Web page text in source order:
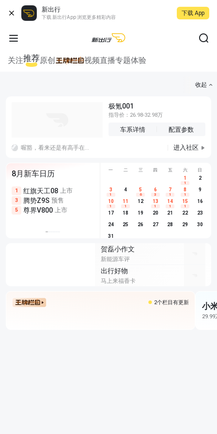
新出行
下载 新出行App 浏览更多精彩内容
下载 App
关注推荐原创 视频直播专题体验
收起
极氪001
指导价：26.98-32.98万
车系详情 配置参数
喔豁，看来还是有高手在民间的，这个隐藏可以给到满分，不过听说线还是要走到手扶箱插usb，太难了太难了 进入社区
8月新车日历
1 红旗天工08 上市
3 腾势Z9S 预售
5 尊界V800 上市
尊界V680 上市
享界G9 预售
别克至境L7 预售
埃安
长城H10
深蓝S05
一 二 三 四 五 六 日
1
1
2
3
1
4 5
6
6
3
7
1
8
1
9
10
1
11
1
12 13
1
14
1
15
1
16
17 18 19 20 21 22 23
24 25 26 27 28 29 30
31
贺磊小作文
新能源车评
出行好物
马上来福香卡
2个栏目有更新 小
29.99